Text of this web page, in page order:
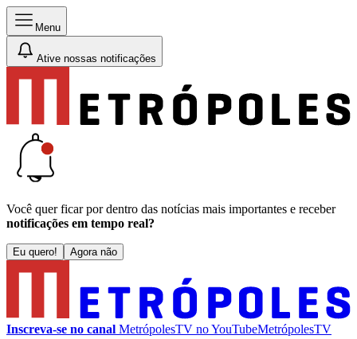
Menu
Ative nossas notificações
Você quer ficar por dentro das notícias mais importantes e receber
notificações em tempo real?
Eu quero! Agora não
Inscreva-se no canal MetrópolesTV noYouTubeMetrópolesTV